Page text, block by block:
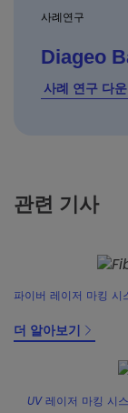
사례연구
Diageo
사례 연구 다
관련 기사
파이버 레이저 마킹 시
더 알아보기
UV 레이저 마킹 시